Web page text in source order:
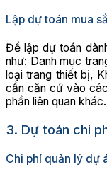
Lập dự toán mua
Để lập dự toán
như: Danh mục
loại trang thiết bị,
cần căn cứ vào
phần liên quan khác.
3. Dự toán chi
Chi phí quản lý dự